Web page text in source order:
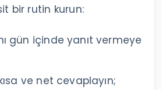
bir rutin kurun:
gün içinde yanıt vermeye
ve net cevaplayın;